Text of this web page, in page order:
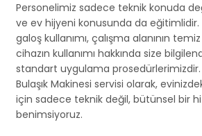
Personelimiz sadece teknik konuda
ve ev hijyeni konusunda da eğitimlidir.
galoş kullanımı, çalışma alanının
cihazın kullanımı hakkında size
standart uygulama prosedürlerimizdir.
Bulaşık Makinesi servisi olarak,
için sadece teknik değil, bütünsel bir
benimsiyoruz.